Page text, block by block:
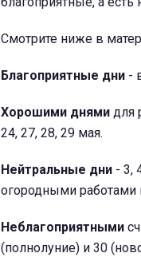
Смотрите ниже в
Благоприятные дни -
Хорошими днями для
24, 27, 28, 29 мая.
Нейтральные дни - 3,
огородными работами
Неблагоприятными
(полнолуние) и 30